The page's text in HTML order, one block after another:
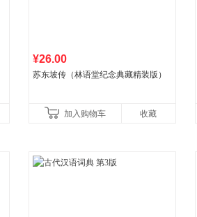
¥26.00
苏东坡传（林语堂纪念典藏精装版）
加入购物车 收藏